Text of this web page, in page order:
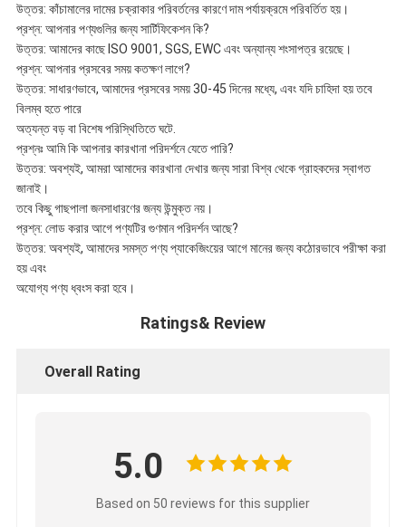
উত্তর: কাঁচামালের দামের চক্রাকার পরিবর্তনের কারণে দাম পর্যায়ক্রমে পরিবর্তিত হয়।
প্রশ্ন: আপনার পণ্যগুলির জন্য সার্টিফিকেশন কি?
উত্তর: আমাদের কাছে ISO 9001, SGS, EWC এবং অন্যান্য শংসাপত্র রয়েছে।
প্রশ্ন: আপনার প্রসবের সময় কতক্ষণ লাগে?
উত্তর: সাধারণভাবে, আমাদের প্রসবের সময় 30-45 দিনের মধ্যে, এবং যদি চাহিদা হয় তবে
বিলম্ব হতে পারে
অত্যন্ত বড় বা বিশেষ পরিস্থিতিতে ঘটে.
প্রশ্নঃ আমি কি আপনার কারখানা পরিদর্শনে যেতে পারি?
উত্তর: অবশ্যই, আমরা আমাদের কারখানা দেখার জন্য সারা বিশ্ব থেকে গ্রাহকদের স্বাগত
জানাই।
তবে কিছু গাছপালা জনসাধারণের জন্য উন্মুক্ত নয়।
প্রশ্ন: লোড করার আগে পণ্যটির গুণমান পরিদর্শন আছে?
উত্তর: অবশ্যই, আমাদের সমস্ত পণ্য প্যাকেজিংয়ের আগে মানের জন্য কঠোরভাবে পরীক্ষা করা
হয় এবং
অযোগ্য পণ্য ধ্বংস করা হবে।
Ratings& Review
Overall Rating
5.0
Based on 50 reviews for this supplier